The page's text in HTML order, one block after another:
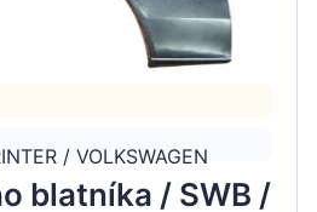
/ VOLKSWAGEN
blatníka / SWB /